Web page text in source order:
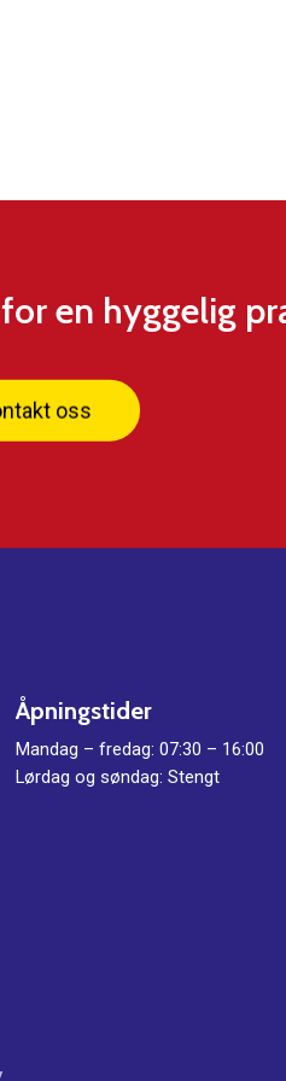
en hyggelig
oss
Åpningstider
Mandag – fredag: 07:30 – 16:00
Lørdag og søndag: Stengt